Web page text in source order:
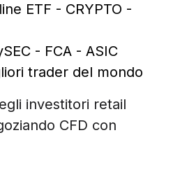
ETF - CRYPTO -
- FCA - ASIC
trader del mondo
investitori retail
CFD con